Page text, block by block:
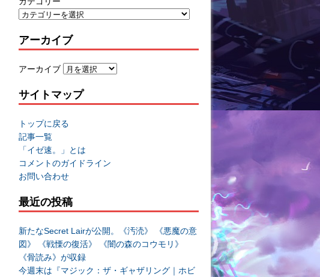
アーカイブ
アーカイブ
サイトマップ
トップに戻る
記事一覧
「イゼ速。」とは
コメントのガイドライン
お問い合わせ
最近の投稿
新たなSecret Lairが公開。《汚涜》 《悪魔の意
図》 《戦慄の復活》 《闇の森のコウモリ》
《骨読み》が収録
今週末は『マジック：ザ・ギャザリング｜ホビ